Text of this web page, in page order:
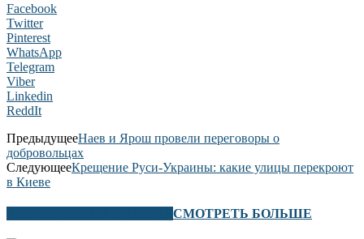
Facebook
Twitter
Pinterest
WhatsApp
Telegram
Viber
Linkedin
ReddIt
ПредыдущееНаев и Ярош провели переговоры о
добровольцах
СледующееКрещение Руси-Украины: какие улицы перекроют
в Киеве
СМОТРЕТЬ БОЛЬШЕ